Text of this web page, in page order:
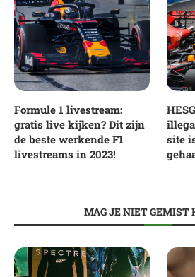
Formule 1 livestream:
gratis live kijken? Dit zijn
de beste werkende F1
livestreams in 2023!
site
MAG JE NIET GEMIST